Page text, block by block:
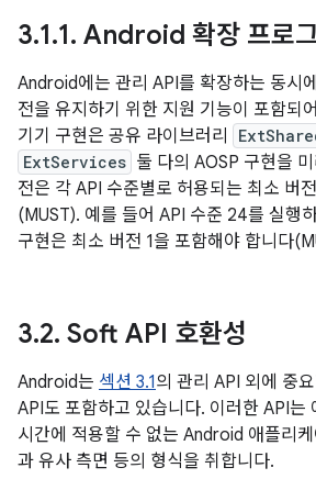
3.1.1. Android 확장 프로
Android에는 관리 API를 확장하는 동시
전을 유지하기 위한 지원 기능이 포함되
기기 구현은 공유 라이브러리
ExtServices 둘 다의 AOSP 구현을
전은 각 API 수준별로 허용되는 최소 버
(MUST). 예를 들어 API 수준 24를 실행
구현은 최소 버전 1을 포함해야 합니다
3.2. Soft API 호환성
Android는 섹션 3.1의 관리 API 외에 중
API도 포함하고 있습니다. 이러한 API는
시간에 적용할 수 없는 Android 애플리
과 유사 측면 등의 형식을 취합니다.